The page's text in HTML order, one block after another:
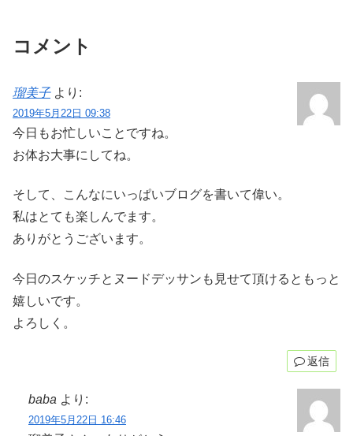
コメント
瑠美子 より:
2019年5月22日 09:38
今日もお忙しいことですね。
お体お大事にしてね。
そして、こんなにいっぱいブログを書いて偉い。
私はとても楽しんでます。
ありがとうございます。
今日のスケッチとヌードデッサンも見せて頂けるともっと
嬉しいです。
よろしく。
返信
baba より:
2019年5月22日 16:46